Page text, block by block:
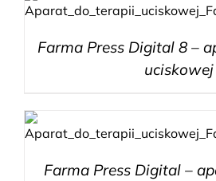
Farma Press Digital 8 –
uciskowej
Farma Press Digital –